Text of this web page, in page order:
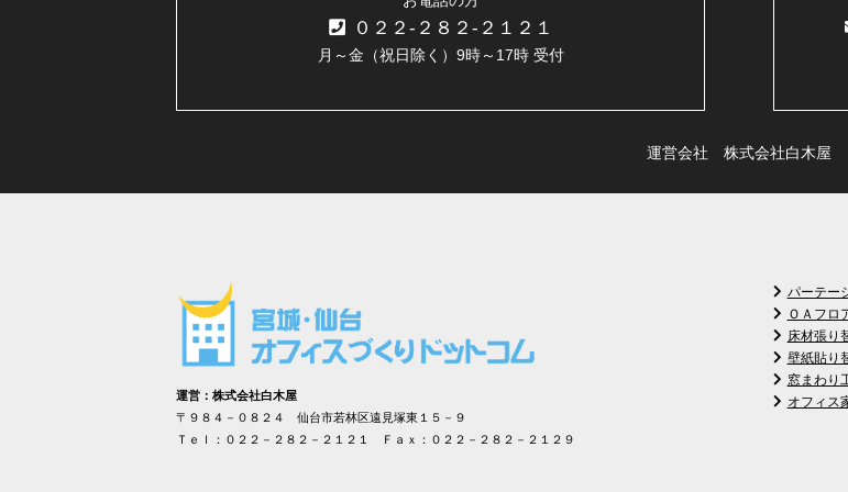
０２２-２８２-２１２１
月～金（祝日除く）9時～17時 受付
運営会社 株式会社白木屋
運営：株式会社白木屋
〒９８４－０８２４ 仙台市若林区遠見塚東１５－９
Ｔｅｌ：０２２－２８２－２１２１ Ｆａｘ：０２２－２８２－２１２９
パーテー
ＯＡフロ
床材張り
壁紙貼り
窓まわり
オフィス